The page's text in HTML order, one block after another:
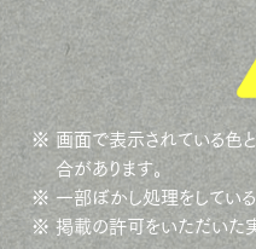
※ 画面で表示されている色
合があります。
※ 一部ぼかし処理をしている
※ 掲載の許可をいただいた